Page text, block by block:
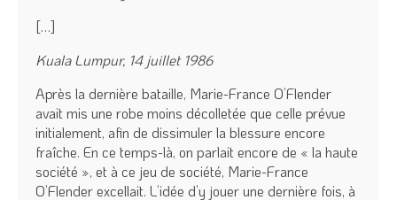
[…]
Kuala Lumpur, 14 juillet 1986
Après la dernière bataille, Marie-France O’Flender
avait mis une robe moins décolletée que celle prévue
initialement, afin de dissimuler la blessure encore
fraîche. En ce temps-là, on parlait encore de « la haute
société », et à ce jeu de société, Marie-France
O’Flender excellait. L’idée d’y jouer une dernière fois, à